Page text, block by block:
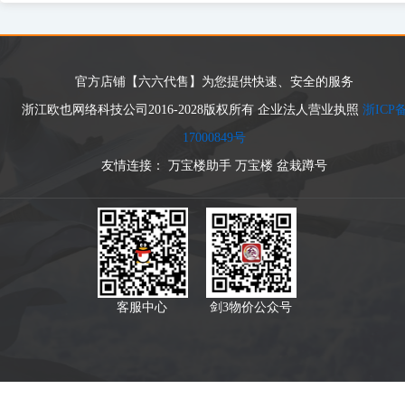
官方店铺【六六代售】为您提供快速、安全的服务
浙江欧也网络科技公司2016-2028版权所有 企业法人营业执照 浙ICP
17000849号
友情连接：万宝楼助手 万宝楼 盆栽蹲号
客服中心 剑3物价公众号